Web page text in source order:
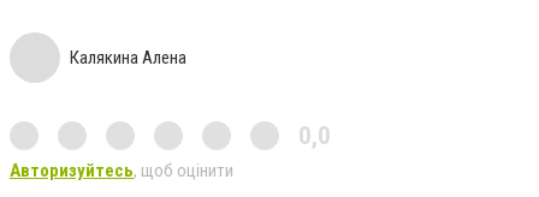
Калякина Алена
0,0
Авторизуйтесь, щоб оцінити